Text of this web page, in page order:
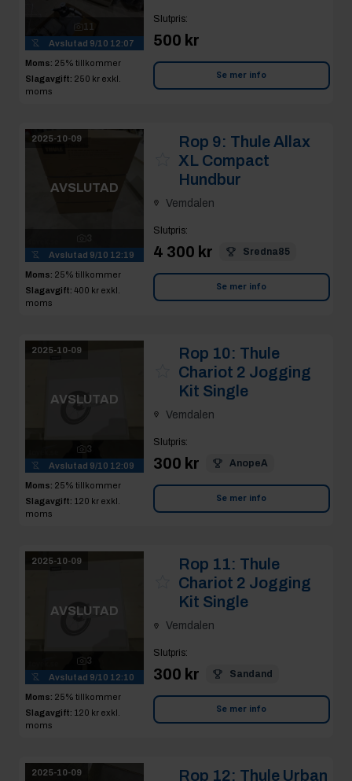
11
Avslutad 9/10 12:07
Moms: 25% tillkommer
Slagavgift: 250 kr exkl.
moms
Slutpris:
500 kr
Se mer info
2025-10-09
AVSLUTAD
Avslutad 9/10 12:19
Moms: 25% tillkommer
Slagavgift: 400 kr exkl.
moms
Rop 9: Thule Allax
XL Compact
Hundbur
Vemdalen
Slutpris:
4 300 kr Sredna85
Se mer info
2025-10-09
AVSLUTAD
3
Avslutad 9/10 12:09
Moms: 25% tillkommer
Slagavgift: 120 kr exkl.
moms
Rop 10: Thule
Chariot 2 Jogging
Kit Single
Vemdalen
Slutpris:
300 kr AnopeA
Se mer info
2025-10-09
AVSLUTAD
3
Avslutad 9/10 12:10
Moms: 25% tillkommer
Slagavgift: 120 kr exkl.
moms
Rop 11: Thule
Chariot 2 Jogging
Kit Single
Vemdalen
Slutpris:
300 kr Sandand
Se mer info
2025-10-09 Rop 12: Thule Urban